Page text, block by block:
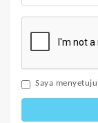
Saya menyetujui